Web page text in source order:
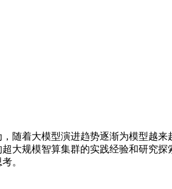
着大模型演进趋势逐渐为模型越来
规模智算集群的实践经验和研究探
。